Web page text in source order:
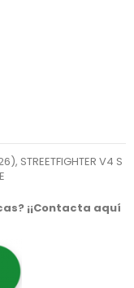
STREETFIGHTER V4 S
¡¡Contacta aquí